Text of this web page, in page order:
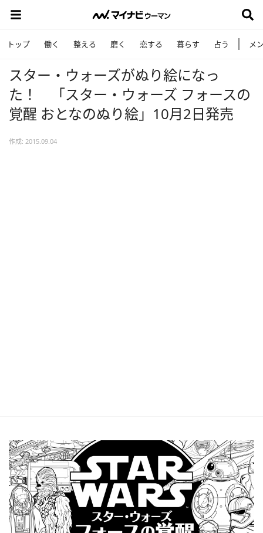
トップ 働く 整える 磨く 恋する 暮らす 占う メ
スター・ウォーズがぬり絵になっ
た！ 「スター・ウォーズ フォースの
覚醒 おとなのぬり絵」10月2日発売
作成: 2015.09.04